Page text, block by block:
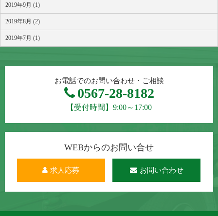
2019年9月 (1)
2019年8月 (2)
2019年7月 (1)
お電話でのお問い合わせ・ご相談
0567-28-8182
【受付時間】9:00～17:00
WEBからのお問い合せ
求人応募 お問い合わせ